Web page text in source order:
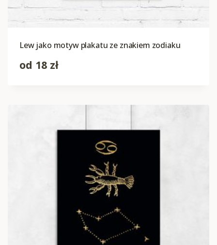
Lew jako motyw plakatu ze znakiem zodiaku
od 18 zł